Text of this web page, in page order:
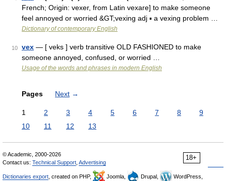
French; Origin: vexer, from Latin vexare] to make someone
feel annoyed or worried &GT;vexing adj ▪ a vexing problem …
Dictionary of contemporary English
10 vex — [ veks ] verb transitive OLD FASHIONED to make
someone annoyed, confused, or worried …
Usage of the words and phrases in modern English
Pages Next →
1 2 3 4 5 6 7 8
9
10
11 12 13
18+
© Academic, 2000-2026
Contact us: Technical Support Advertising
Dictionaries export , created on PHP, Joomla, Drupal, WordPress,